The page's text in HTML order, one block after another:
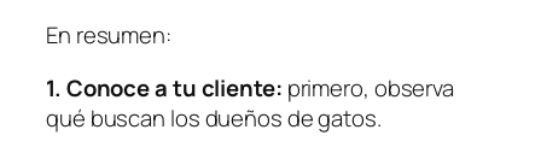
En resumen:
1. Conoce a tu cliente: primero, observa
qué buscan los dueños de gatos.